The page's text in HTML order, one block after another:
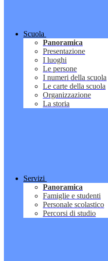
Scuola
Panoramica
Presentazione
I luoghi
Le persone
I numeri della scuola
Le carte della scuola
Organizzazione
La storia
Servizi
Panoramica
Famiglie e studenti
Personale scolastico
Percorsi di studio